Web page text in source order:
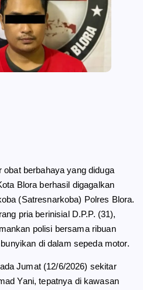
obat berbahaya yang diduga
Blora berhasil digagalkan
(Satresnarkoba) Polres Blora.
pria berinisial D.P.P. (31),
polisi bersama ribuan
di dalam sepeda motor.
Jumat (12/6/2026) sekitar
Yani, tepatnya di kawasan